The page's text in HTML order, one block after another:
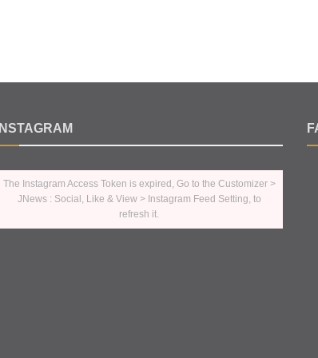
INSTAGRAM
The Instagram Access Token is expired, Go to the Customizer >
JNews : Social, Like & View > Instagram Feed Setting, to
refresh it.